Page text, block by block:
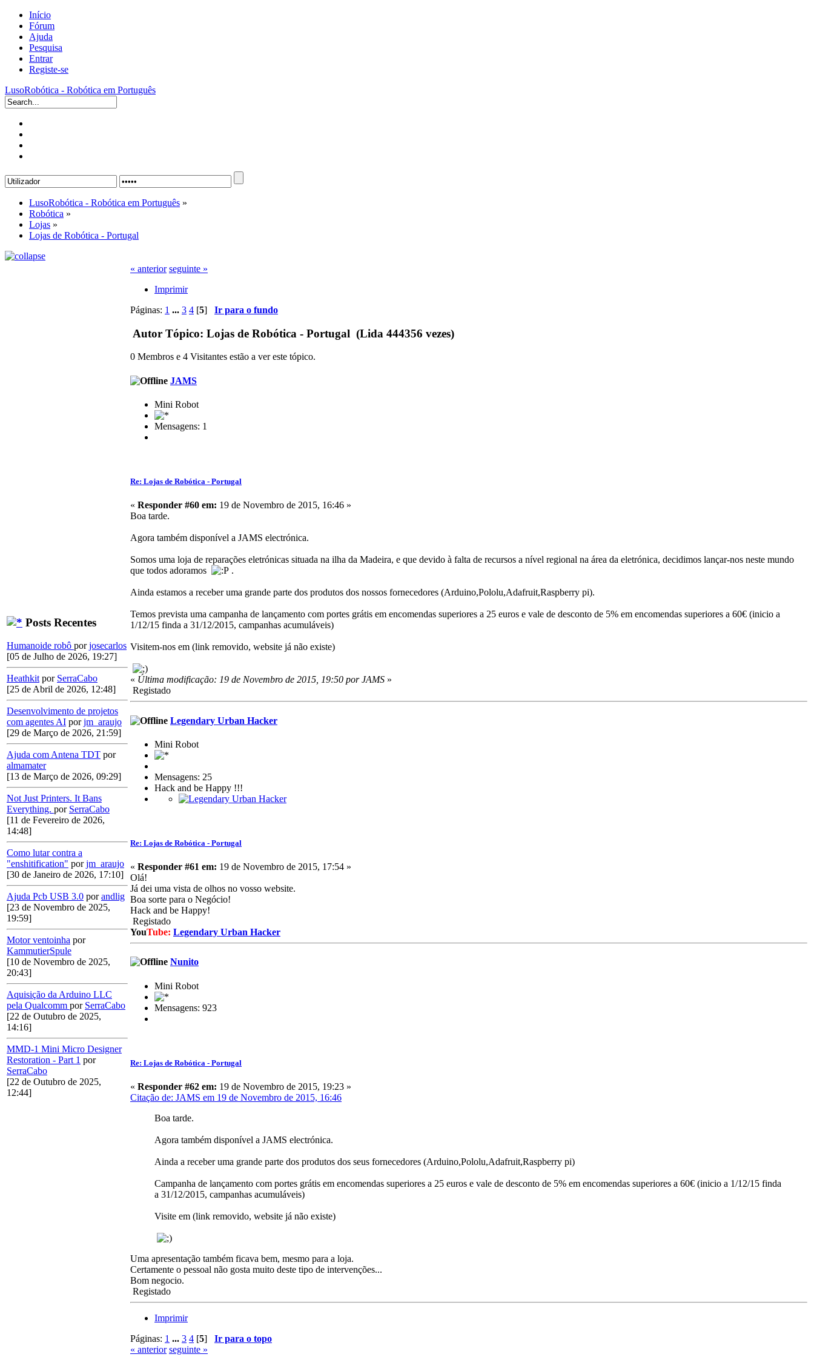
Início
Fórum
Ajuda
Pesquisa
Entrar
Registe-se
LusoRobótica - Robótica em Português
LusoRobótica - Robótica em Português »
Robótica »
Lojas »
Lojas de Robótica - Portugal
Posts Recentes
Humanoide robô porjosecarlos
[05 de Julho de 2026, 19:27]
Heathkit por SerraCabo
[25 de Abril de 2026, 12:48]
Desenvolvimento de projetos
com agentes AI porjm_araujo
[29 de Março de 2026, 21:59]
Ajuda com Antena TDT por
almamater
[13 de Março de 2026, 09:29]
Not Just Printers. It Bans
Everything. por SerraCabo
[11 de Fevereiro de 2026,
14:48]
Como lutar contra a
"enshitification" porjm_araujo
[30 de Janeiro de 2026, 17:10]
Ajuda Pcb USB 3.0 porandlig
[23 de Novembro de 2025,
19:59]
Motor ventoinha por
KammutierSpule
[10 de Novembro de 2025,
20:43]
Aquisição da Arduino LLC
pela Qualcomm por SerraCabo
[22 de Outubro de 2025,
14:16]
MMD-1 Mini Micro Designer
Restoration - Part 1 por
SerraCabo
[22 de Outubro de 2025,
12:44]
« anterior seguinte »
Imprimir
Páginas: 1 ... 3 4 [5] Ir para o fundo
Autor Tópico: Lojas de Robótica - Portugal (Lida 444356 vezes)
0 Membros e 4 Visitantes estão a ver este tópico.
JAMS
Mini Robot
Mensagens: 1
Re: Lojas de Robótica - Portugal
« Responder #60 em: 19 de Novembro de 2015, 16:46 »
Boa tarde.
Agora também disponível a JAMS electrónica.
Somos uma loja de reparações eletrónicas situada na ilha da Madeira, e que devido à falta de recursos a nível regional na área da eletrónica, decidimos lançar-nos neste mundo
que todos adoramos
.
Ainda estamos a receber uma grande parte dos produtos dos nossos fornecedores (Arduino,Pololu,Adafruit,Raspberry pi).
Temos prevista uma campanha de lançamento com portes grátis em encomendas superiores a 25 euros e vale de desconto de 5% em encomendas superiores a 60€ (inicio a
1/12/15 finda a 31/12/2015, campanhas acumuláveis)
Visitem-nos em (link removido, website já não existe)
« Última modificação: 19 de Novembro de 2015, 19:50 por JAMS »
Registado
Legendary Urban Hacker
Mini Robot
Mensagens: 25
Hack and be Happy !!!
Re: Lojas de Robótica - Portugal
« Responder #61 em: 19 de Novembro de 2015, 17:54 »
Olá!
Já dei uma vista de olhos no vosso website.
Boa sorte para o Negócio!
Hack and be Happy!
Registado
YouTube: Legendary Urban Hacker
Nunito
Mini Robot
Mensagens: 923
Re: Lojas de Robótica - Portugal
« Responder #62 em: 19 de Novembro de 2015, 19:23 »
Citação de: JAMS em 19 de Novembro de 2015, 16:46
Boa tarde.
Agora também disponível a JAMS electrónica.
Ainda a receber uma grande parte dos produtos dos seus fornecedores (Arduino,Pololu,Adafruit,Raspberry pi)
Campanha de lançamento com portes grátis em encomendas superiores a 25 euros e vale de desconto de 5% em encomendas superiores a 60€ (inicio a 1/12/15 finda
a 31/12/2015, campanhas acumuláveis)
Visite em (link removido, website já não existe)
Uma apresentação também ficava bem, mesmo para a loja.
Certamente o pessoal não gosta muito deste tipo de intervenções...
Bom negocio.
Registado
Imprimir
Páginas: 1 ... 3 4 [5] Ir para o topo
« anterior seguinte »